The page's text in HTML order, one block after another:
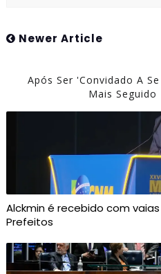
Newer Article
Após Ser 'convidado A
Mais
Alckmin é recebido com
Prefeitos